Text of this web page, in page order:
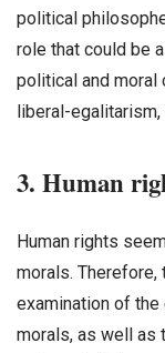
political
role that could be
political and moral
liberal-
3. Human
Human rights
morals.
examination of
morals, as well as